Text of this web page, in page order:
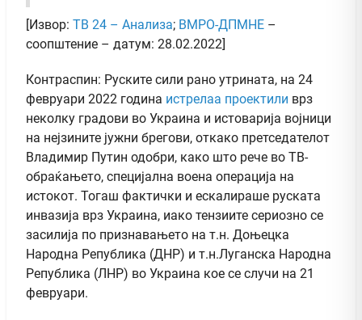
[Извор: ТВ 24 – Анализа; ВМРО-ДПМНЕ –
соопштение – датум: 28.02.2022]
Контраспин: Руските сили рано утрината, на 24
февруари 2022 година истрелаа проектили врз
неколку градови во Украина и истоварија војници
на нејзините јужни брегови, откако претседателот
Владимир Путин одобри, како што рече во ТВ-
обраќањето, специјална воена операција на
истокот. Тогаш фактички и ескалираше руската
инвазија врз Украина, иако тензиите сериозно се
засилија по признавањето на т.н. Доњецка
Народна Република (ДНР) и т.н.Луганска Народна
Република (ЛНР) во Украина кое се случи на 21
февруари.